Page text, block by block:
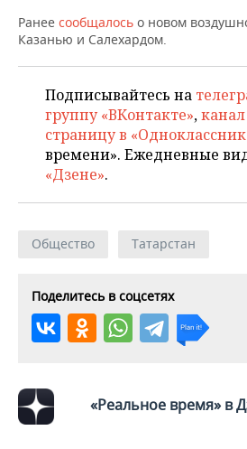
ОТКРЫТАЯ ЛЕКЦИЯ
БАСКЕТБОЛ
КИБЕРСПОРТ
ФИГУРНОЕ КАТАНИЕ
ВОДНЫЕ ВИДЫ СПОРТА
ХОККЕЙ С МЯЧОМ
ИНФРАСТРУКТУРА
КУЛЬТУРА
МЕДИЦИНА
ОБРАЗОВАНИЕ
ПРОИСШЕСТВИЯ
СПРАВОЧНИК
СПИСОК КОМПАНИЙ
Ранее сообщалось о новом
Казанью и Салехардом.
Подписывайтесь на
группу «ВКонтакте»,
страницу в
времени». Ежедневные
«Дзене».
Общество Татарстан
Поделитесь в соцсетях
«Реальное время» в